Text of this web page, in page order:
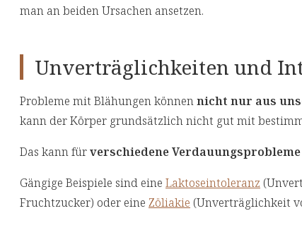
man an beiden Ursachen ansetzen.
Unverträglichkeiten und
Probleme mit Blähungen könnennicht nur aus
kann der Körper grundsätzlich nicht gut mit
Das kann fürverschiedene Verdauungsprobleme
Gängige Beispiele sind eine Laktoseintoleranz
Fruchtzucker) oder eine Zöliakie (Unverträglichkeit